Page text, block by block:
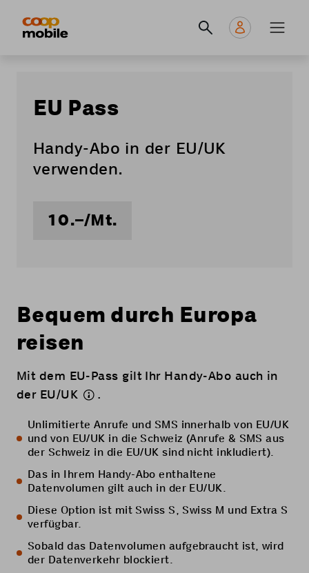
principale
EU Pass
Handy-Abo in der EU/UK
verwenden.
10.–/Mt.
Bequem durch Europa
reisen
Mit dem EU-Pass gilt Ihr Handy-Abo auch in
der EU/UK .
Unlimitierte Anrufe und SMS innerhalb von EU/UK
und von EU/UK in die Schweiz (Anrufe & SMS aus
der Schweiz in die EU/UK sind nicht inkludiert).
Das in Ihrem Handy-Abo enthaltene
Datenvolumen gilt auch in der EU/UK.
Diese Option ist mit Swiss S, Swiss M und Extra S
verfügbar.
Sobald das Datenvolumen aufgebraucht ist, wird
der Datenverkehr blockiert.